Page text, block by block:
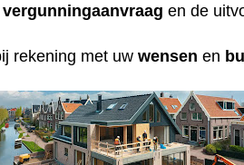
vergunningaanvraag en de
rekening met uwwensen en